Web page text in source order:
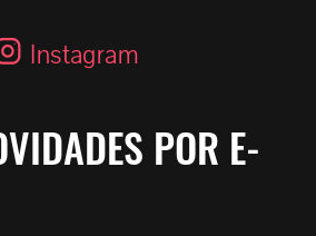
Instagram
POR E-